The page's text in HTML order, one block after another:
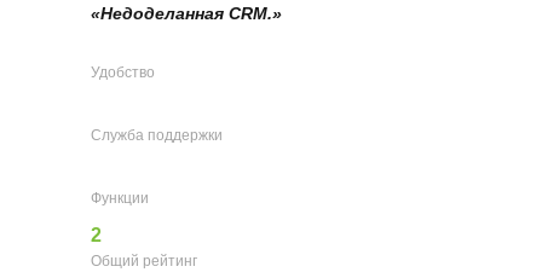
«Недоделанная CRM.»
Удобство
Служба поддержки
Функции
2
Общий рейтинг